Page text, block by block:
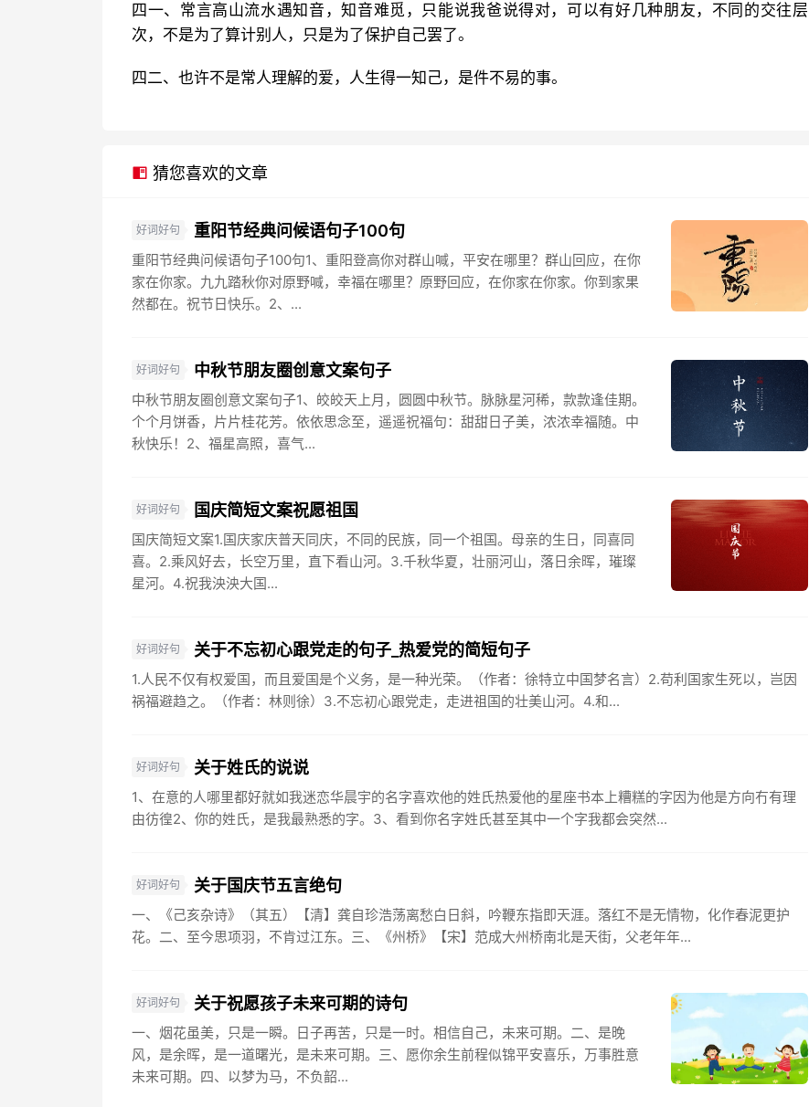
四一、常言高山流水遇知音，知音难觅，只能说我爸说得对，可以有好几种朋友，不同的交往层
次，不是为了算计别人，只是为了保护自己罢了。
四二、也许不是常人理解的爱，人生得一知己，是件不易的事。
猜您喜欢的文章
好词好句 重阳节经典问候语句子100句
重阳节经典问候语句子100句1、重阳登高你对群山喊，平安在哪里？群山回应，在你
家在你家。九九踏秋你对原野喊，幸福在哪里？原野回应，在你家在你家。你到家果
然都在。祝节日快乐。2、...
好词好句 中秋节朋友圈创意文案句子
中秋节朋友圈创意文案句子1、皎皎天上月，圆圆中秋节。脉脉星河稀，款款逢佳期。
个个月饼香，片片桂花芳。依依思念至，遥遥祝福句：甜甜日子美，浓浓幸福随。中
秋快乐！2、福星高照，喜气...
好词好句 国庆简短文案祝愿祖国
国庆简短文案1.国庆家庆普天同庆，不同的民族，同一个祖国。母亲的生日，同喜同
喜。2.乘风好去，长空万里，直下看山河。3.千秋华夏，壮丽河山，落日余晖，璀璨
星河。4.祝我泱泱大国...
好词好句 关于不忘初心跟党走的句子_热爱党的简短句子
1.人民不仅有权爱国，而且爱国是个义务，是一种光荣。（作者：徐特立中国梦名言）2.苟利国家生死以，岂因
祸福避趋之。（作者：林则徐）3.不忘初心跟党走，走进祖国的壮美山河。4.和...
好词好句 关于姓氏的说说
1、在意的人哪里都好就如我迷恋华晨宇的名字喜欢他的姓氏热爱他的星座书本上糟糕的字因为他是方向冇有理
由彷徨2、你的姓氏，是我最熟悉的字。3、看到你名字姓氏甚至其中一个字我都会突然...
好词好句 关于国庆节五言绝句
一、《己亥杂诗》（其五）【清】龚自珍浩荡离愁白日斜，吟鞭东指即天涯。落红不是无情物，化作春泥更护
花。二、至今思项羽，不肯过江东。三、《州桥》【宋】范成大州桥南北是天街，父老年年...
好词好句 关于祝愿孩子未来可期的诗句
一、烟花虽美，只是一瞬。日子再苦，只是一时。相信自己，未来可期。二、是晚
风，是余晖，是一道曙光，是未来可期。三、愿你余生前程似锦平安喜乐，万事胜意
未来可期。四、以梦为马，不负韶...